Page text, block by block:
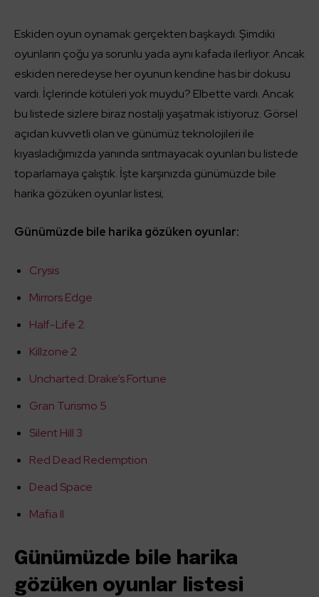
Eskiden oyun oynamak gerçekten başkaydı. Şimdiki
oyunların çoğu ya sorunlu yada aynı kafada ilerliyor. Ancak
eskiden neredeyse her oyunun kendine has bir dokusu
vardı. İçlerinde kötüleri yok muydu? Elbette vardı. Ancak
bu listede sizlere biraz nostalji yaşatmak istiyoruz. Görsel
açıdan kuvvetli olan ve günümüz teknolojileri ile
kıyasladığımızda yanında sırıtmayacak oyunları bu listede
toparlamaya çalıştık. İşte karşınızda günümüzde bile
harika gözüken oyunlar listesi;
Günümüzde bile harika gözüken oyunlar:
Crysis
Mirrors Edge
Half-Life 2
Killzone 2
Uncharted: Drake’s Fortune
Gran Turismo 5
Silent Hill 3
Red Dead Redemption
Dead Space
Mafia II
Günümüzde bile harika
gözüken oyunlar listesi